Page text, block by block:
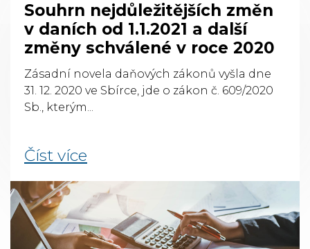
Souhrn nejdůležitějších změn
v daních od 1.1.2021 a další
změny schválené v roce 2020
Zásadní novela daňových zákonů vyšla dne
31. 12. 2020 ve Sbírce, jde o zákon č. 609/2020
Sb., kterým...
Číst více